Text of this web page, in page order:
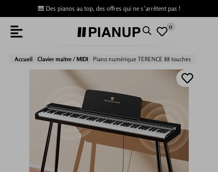
🎹 Des pianos au top, des offres qui ne s’arrêtent pas !
0
Accueil - Clavier maître / MIDI - Piano numérique TERENCE 88 touches